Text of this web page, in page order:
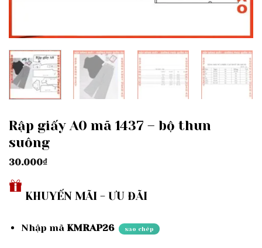
Rập giấy A0 mã 1437 – bộ thun
suông
30.000₫
KHUYẾN MÃI - ƯU ĐÃI
Nhập mã KMRAP26 sao chép